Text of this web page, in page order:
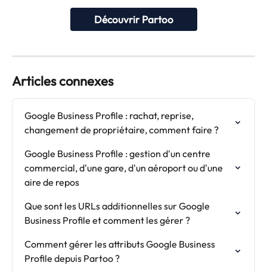
Découvrir Partoo
Articles connexes
Google Business Profile : rachat, reprise,
changement de propriétaire, comment faire ?
Google Business Profile : gestion d'un centre
commercial, d'une gare, d'un aéroport ou d'une
aire de repos
Que sont les URLs additionnelles sur Google
Business Profile et comment les gérer ?
Comment gérer les attributs Google Business
Profile depuis Partoo ?